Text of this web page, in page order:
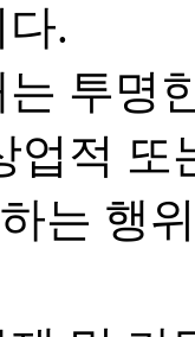
.
투명
업적 또
는 행